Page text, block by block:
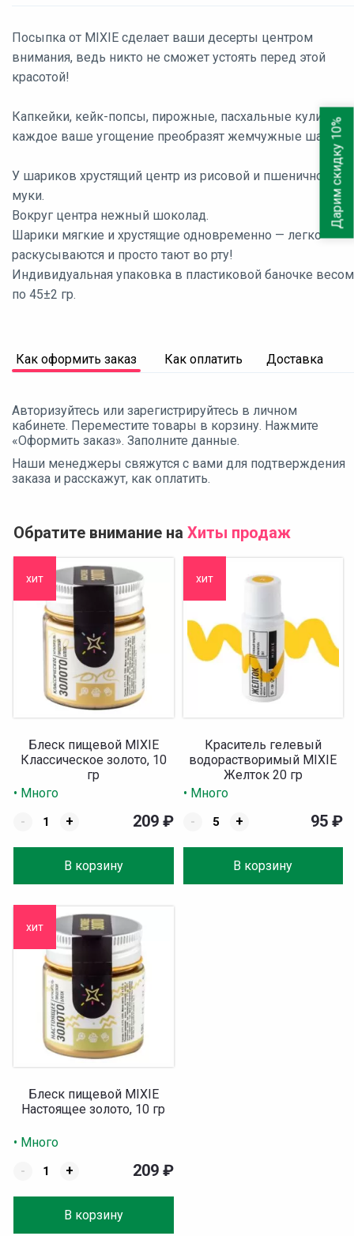
Посыпка от MIXIE сделает ваши десерты центром
внимания, ведь никто не сможет устоять перед этой
красотой!
Капкейки, кейк-попсы, пирожные, пасхальные куличи —
каждое ваше угощение преобразят жемчужные шарики.
У шариков хрустящий центр из рисовой и пшеничной
муки.
Вокруг центра нежный шоколад.
Шарики мягкие и хрустящие одновременно — легко
раскусываются и просто тают во рту!
Индивидуальная упаковка в пластиковой баночке весом
по 45±2 гр.
Как оформить заказ Как оплатить Доставка
Авторизуйтесь или зарегистрируйтесь в личном
кабинете. Переместите товары в корзину. Нажмите
«Оформить заказ». Заполните данные.
Наши менеджеры свяжутся с вами для подтверждения
заказа и расскажут, как оплатить.
Обратите внимание на Хиты продаж
хит
Блеск пищевой MIXIE
Классическое золото, 10
гр
• Много
-
+
В корзину
209 ₽
хит
Краситель гелевый
водорастворимый MIXIE
Желток 20 гр
• Много
-
+
В корзину
95 ₽
хит
Блеск пищевой MIXIE
Настоящее золото, 10 гр
• Много
-
+
В корзину
209 ₽
Дарим скидку 10%